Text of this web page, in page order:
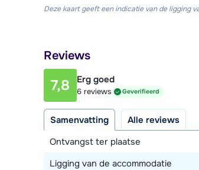
Deze kaart geeft een indicatie van de ligging
Reviews
7,8 Erg goed
6 reviews Geverifieerd
Samenvatting
Alle reviews
Ontvangst ter plaatse
Ligging van de accommodatie